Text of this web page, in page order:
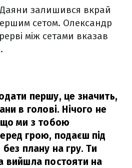
залишився вкрай
сетом. Олександр
між сетами вказав
першу, це значить,
в голові. Нічого не
ми з тобою
грою, подаєш під
плану на гру. Ти
вийшла постояти на